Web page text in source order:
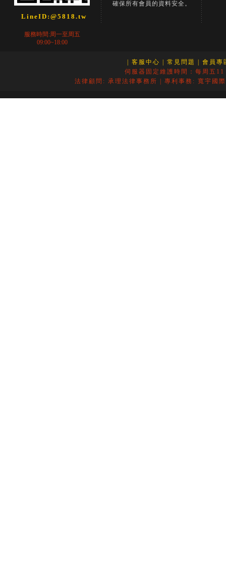
LineID:@5818.tw
服務時間:周一至周五
09:00~18:00
確保所有會員的資料安全。
| 客服中心 | 常見問題
| 會員專
伺服器固定維護時間：每周五
法律顧問: 承理法律事務所 | 專利事務: 寬宇國